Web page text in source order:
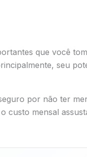
que você
seu
por não ter
custo mensal